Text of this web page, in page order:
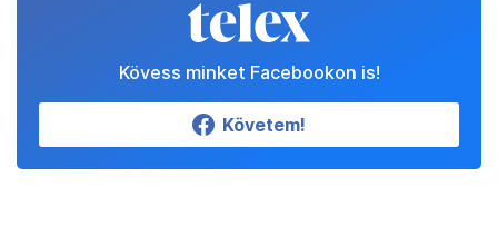
Kövess minket Facebookon is!
Követem!